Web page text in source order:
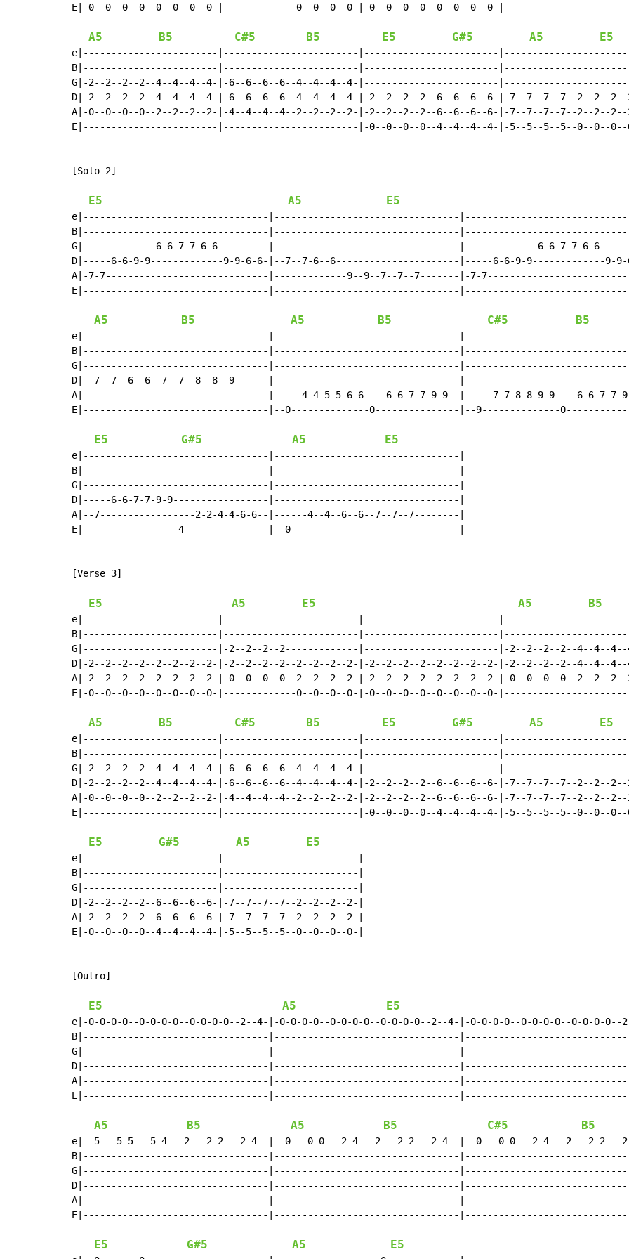
E|-0--0--0--0--0--0--0--0-|-------------0--0--0--0-|-0--0--0--0--0--0--0--0-
A5 B5 C#5 B5 E5 G#5 A5 E5
e|------------------------|------------------------|------------------------
B|------------------------|------------------------|------------------------
G|-2--2--2--2--4--4--4--4-|-6--6--6--6--4--4--4--4-|------------------------
D|-2--2--2--2--4--4--4--4-|-6--6--6--6--4--4--4--4-|-2--2--2--2--6--6--6--6-|-7--7--7--7--2--2--2--
A|-0--0--0--0--2--2--2--2-|-4--4--4--4--2--2--2--2-|-2--2--2--2--6--6--6--6-|-7--7--7--7--2--2--2--
E|------------------------|------------------------|-0--0--0--0--4--4--4--4-|-5--5--5--5--0--0--0--
[Solo 2]
E5 A5 E5
e|---------------------------------|---------------------------------
B|---------------------------------|---------------------------------
G|-------------6-6-7-7-6-6---------|---------------------------------|-------------6-6-7-7-6-
D|-----6-6-9-9-------------9-9-6-6-|--7--7-6--6----------------------|-----6-6-9-9-------------9-9-
A|-7-7-----------------------------|-------------9--9--7--7--7-------|-7-
E|---------------------------------|---------------------------------
A5 B5 A5 B5 C#5 B5
e|---------------------------------|---------------------------------
B|---------------------------------|---------------------------------
G|---------------------------------|---------------------------------
D|--7--7--6--6--7--7--8--8--9------|---------------------------------
A|---------------------------------|-----4-4-5-5-6-6----6-6-7-7-9-9--|-----7-7-8-8-9-9----6-6-7-7-
E|---------------------------------|--0--------------0---------------|--9--------------
E5 G#5 A5 E5
e|---------------------------------|---------------------------------|
B|---------------------------------|---------------------------------|
G|---------------------------------|---------------------------------|
D|-----6-6-7-7-9-9-----------------|---------------------------------|
A|--7-----------------2-2-4-4-6-6--|------4--4--6--6--7--7--7--------|
E|-----------------4---------------|--0------------------------------|
[Verse 3]
E5 A5 E5 A5 B5
e|------------------------|------------------------|------------------------
B|------------------------|------------------------|------------------------
G|------------------------|-2--2--2--2-------------|------------------------|-2--2--2--2--4--4--4--
D|-2--2--2--2--2--2--2--2-|-2--2--2--2--2--2--2--2-|-2--2--2--2--2--2--2--2-|-2--2--2--2--4--4--4--
A|-2--2--2--2--2--2--2--2-|-0--0--0--0--2--2--2--2-|-2--2--2--2--2--2--2--2-|-0--0--0--0--2--2--2--
E|-0--0--0--0--0--0--0--0-|-------------0--0--0--0-|-0--0--0--0--0--0--0--0-
A5 B5 C#5 B5 E5 G#5 A5 E5
e|------------------------|------------------------|------------------------
B|------------------------|------------------------|------------------------
G|-2--2--2--2--4--4--4--4-|-6--6--6--6--4--4--4--4-|------------------------
D|-2--2--2--2--4--4--4--4-|-6--6--6--6--4--4--4--4-|-2--2--2--2--6--6--6--6-|-7--7--7--7--2--2--2--
A|-0--0--0--0--2--2--2--2-|-4--4--4--4--2--2--2--2-|-2--2--2--2--6--6--6--6-|-7--7--7--7--2--2--2--
E|------------------------|------------------------|-0--0--0--0--4--4--4--4-|-5--5--5--5--0--0--0--
E5 G#5 A5 E5
e|------------------------|------------------------|
B|------------------------|------------------------|
G|------------------------|------------------------|
D|-2--2--2--2--6--6--6--6-|-7--7--7--7--2--2--2--2-|
A|-2--2--2--2--6--6--6--6-|-7--7--7--7--2--2--2--2-|
E|-0--0--0--0--4--4--4--4-|-5--5--5--5--0--0--0--0-|
[Outro]
E5 A5 E5
e|-0-0-0-0--0-0-0-0--0-0-0-0--2--4-|-0-0-0-0--0-0-0-0--0-0-0-0--2--4-|-0-0-0-0--0-0-0-0--0-0-0-0--
B|---------------------------------|---------------------------------
G|---------------------------------|---------------------------------
D|---------------------------------|---------------------------------
A|---------------------------------|---------------------------------
E|---------------------------------|---------------------------------
A5 B5 A5 B5 C#5 B5
e|--5---5-5---5-4---2---2-2---2-4--|--0---0-0---2-4---2---2-2---2-4--|--0---0-0---2-4---2---2-2---
B|---------------------------------|---------------------------------
G|---------------------------------|---------------------------------
D|---------------------------------|---------------------------------
A|---------------------------------|---------------------------------
E|---------------------------------|---------------------------------
E5 G#5 A5 E5